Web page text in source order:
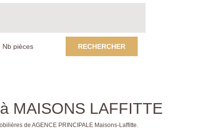
RECHERCHER
MAISONS LAFFITTE
de AGENCE PRINCIPALE Maisons-Laffitte.